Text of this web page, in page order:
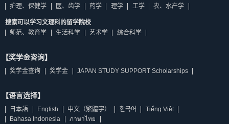
护理、保健学
医、齿学 药学 理学 工学 农、水产学
搜索可以学习文理科的留学院校
师范、教育学
生活科学 艺术学 综合科学
【奖学金咨询】
奖学金查询 奖学金 JAPAN STUDY SUPPORT Scholarships
【语言选择】
日本語 English 中文（繁體字） 한국어
Tiếng Việt
Bahasa Indonesia
ภาษาไทย